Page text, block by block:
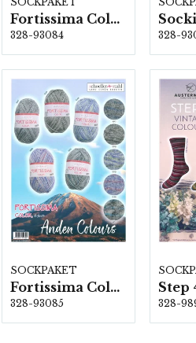
Fortissima Color "Salz & Pfeffer" 4-fach, 6 färger á 1,0 kg.
328-93084 328-
SOCKPAKET
Fortissima Color "Anden Colours" 6-fach, 5 färger á 1,5 kg.
328-93085 328-